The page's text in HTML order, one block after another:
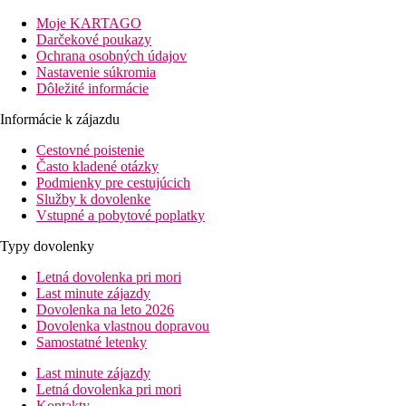
reštaurácie, bary a obchody. Hotel je vhodný pre klientov
všetkých vekových kategórií.
Vzdialenosť
pláže: 400 m cez miestnu komunikáciu
centrá: 0.3 km
Popis izby
Dvojlôžková izba, Superior
centrálna klimatizácia
TV
Wi-Fi (za poplatok)
kúpeľňa/WC (sušič vlasov)
balkón
Ostatné typy izieb(pokiaľ nie je uvedené inak, majú izby
vyššie uvedené vybavenie)
obmedzená ponuka, izby môžu byť umiestnené v menej
výhodnej polohe
Moje KARTAGO
Darčekové poukazy
Ochrana osobných údajov
Nastavenie súkromia
Dôležité informácie
Informácie k zájazdu
Cestovné poistenie
Často kladené otázky
Podmienky pre cestujúcich
Služby k dovolenke
Vstupné a pobytové poplatky
Typy dovolenky
Letná dovolenka pri mori
Last minute zájazdy
Dovolenka na leto 2026
Dovolenka vlastnou dopravou
Samostatné letenky
Last minute zájazdy
Letná dovolenka pri mori